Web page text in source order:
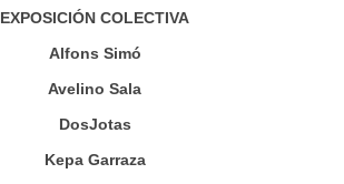
EXPOSICIÓN COLECTIVA
Alfons Simó
Avelino Sala
DosJotas
Kepa Garraza